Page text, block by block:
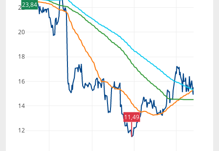
12
14
16
18
20
2223,84
11,49